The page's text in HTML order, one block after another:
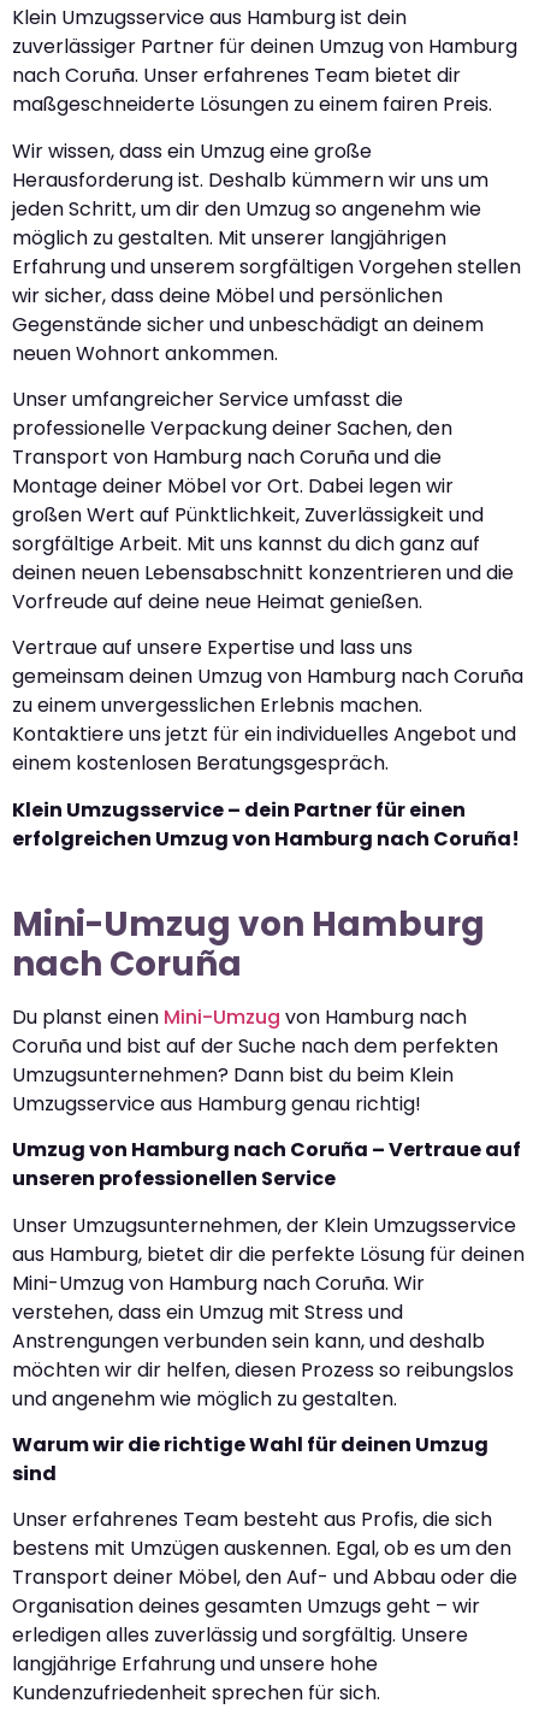
Klein Umzugsservice aus Hamburg ist dein
zuverlässiger Partner für deinen Umzug von Hamburg
nach Coruña. Unser erfahrenes Team bietet dir
maßgeschneiderte Lösungen zu einem fairen Preis.
Wir wissen, dass ein Umzug eine große
Herausforderung ist. Deshalb kümmern wir uns um
jeden Schritt, um dir den Umzug so angenehm wie
möglich zu gestalten. Mit unserer langjährigen
Erfahrung und unserem sorgfältigen Vorgehen stellen
wir sicher, dass deine Möbel und persönlichen
Gegenstände sicher und unbeschädigt an deinem
neuen Wohnort ankommen.
Unser umfangreicher Service umfasst die
professionelle Verpackung deiner Sachen, den
Transport von Hamburg nach Coruña und die
Montage deiner Möbel vor Ort. Dabei legen wir
großen Wert auf Pünktlichkeit, Zuverlässigkeit und
sorgfältige Arbeit. Mit uns kannst du dich ganz auf
deinen neuen Lebensabschnitt konzentrieren und die
Vorfreude auf deine neue Heimat genießen.
Vertraue auf unsere Expertise und lass uns
gemeinsam deinen Umzug von Hamburg nach Coruña
zu einem unvergesslichen Erlebnis machen.
Kontaktiere uns jetzt für ein individuelles Angebot und
einem kostenlosen Beratungsgespräch.
Klein Umzugsservice – dein Partner für einen
erfolgreichen Umzug von Hamburg nach Coruña!
Mini-Umzug von Hamburg
nach Coruña
Du planst einen Mini-Umzug von Hamburg nach
Coruña und bist auf der Suche nach dem perfekten
Umzugsunternehmen? Dann bist du beim Klein
Umzugsservice aus Hamburg genau richtig!
Umzug von Hamburg nach Coruña – Vertraue auf
unseren professionellen Service
Unser Umzugsunternehmen, der Klein Umzugsservice
aus Hamburg, bietet dir die perfekte Lösung für deinen
Mini-Umzug von Hamburg nach Coruña. Wir
verstehen, dass ein Umzug mit Stress und
Anstrengungen verbunden sein kann, und deshalb
möchten wir dir helfen, diesen Prozess so reibungslos
und angenehm wie möglich zu gestalten.
Warum wir die richtige Wahl für deinen Umzug
sind
Unser erfahrenes Team besteht aus Profis, die sich
bestens mit Umzügen auskennen. Egal, ob es um den
Transport deiner Möbel, den Auf- und Abbau oder die
Organisation deines gesamten Umzugs geht – wir
erledigen alles zuverlässig und sorgfältig. Unsere
langjährige Erfahrung und unsere hohe
Kundenzufriedenheit sprechen für sich.